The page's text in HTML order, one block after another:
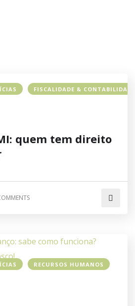
FISCALIDADE & CONTABILIDADE
quem tem direito
RECURSOS HUMANOS